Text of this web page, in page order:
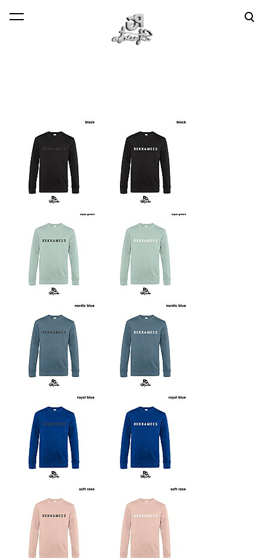
lisati ostukorvi. Vaata ostukorvi